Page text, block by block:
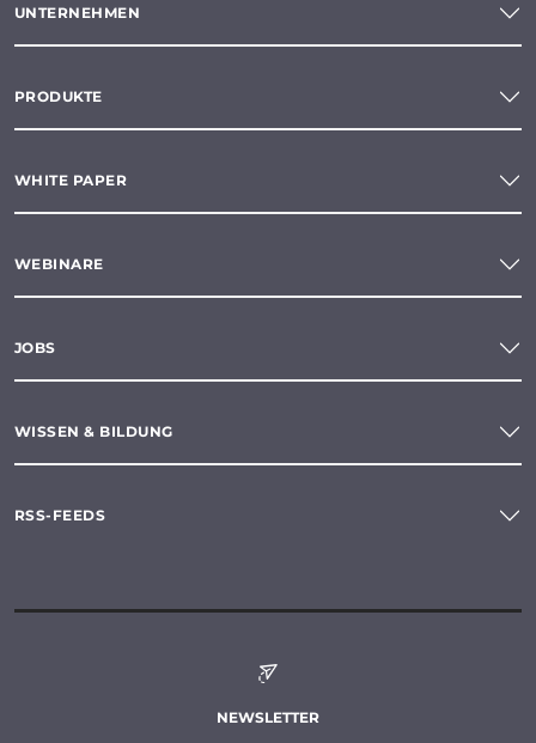
UNTERNEHMEN
PRODUKTE
WHITE PAPER
WEBINARE
JOBS
WISSEN & BILDUNG
RSS-FEEDS
NEWSLETTER